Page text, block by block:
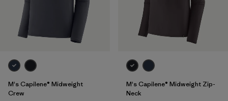
M's Capilene® Midweight
Crew
M's Capilene® Midweight Zip-
Neck